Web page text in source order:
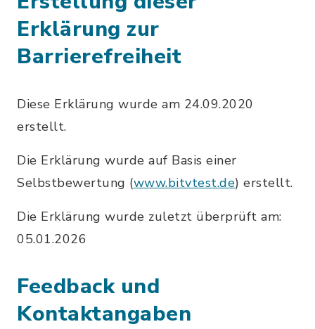
Erklärung zur
Barrierefreiheit
Diese Erklärung wurde am 24.09.2020
erstellt.
Die Erklärung wurde auf Basis einer
Selbstbewertung (www.bitvtest.de) erstellt.
Die Erklärung wurde zuletzt überprüft am:
05.01.2026
Feedback und
Kontaktangaben